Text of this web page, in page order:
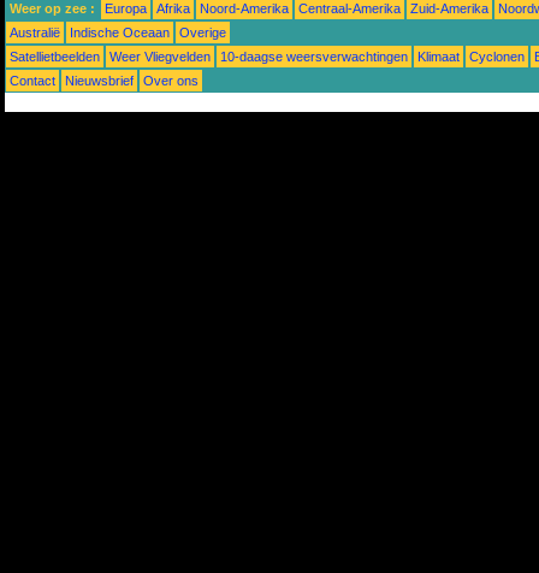
Weer op zee : Europa Afrika Noord-Amerika Centraal-Amerika Zuid-Amerika
Australië
Indische Oceaan
Overige
Satellietbeelden
Weer Vliegvelden 10-daagse weersverwachtingen Klimaat Cyclonen
Contact
Nieuwsbrief Over ons